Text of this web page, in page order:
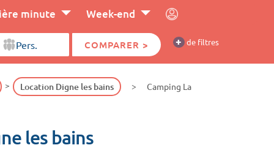
minute Week-end
COMPARER > + de filtres
Location Digne les bains Camping La
les bains